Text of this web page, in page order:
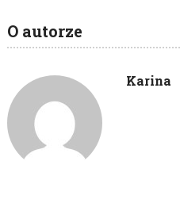
O autorze
Karina